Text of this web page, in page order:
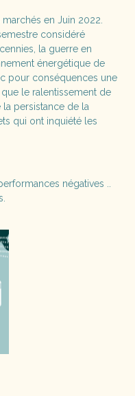
en Juin 2022.
considéré
la guerre en
énergétique de
pour conséquences une
le ralentissement de
la persistance de la
qui ont inquiété les
négatives ..